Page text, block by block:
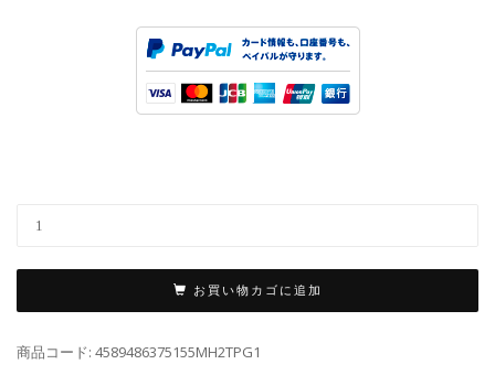
お買い物カゴに追加
商品コード: 4589486375155MH2TPG1